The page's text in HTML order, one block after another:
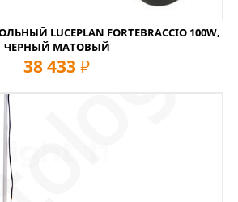
LUCEPLAN FORTEBRACCIO 100W,
ЧЕРНЫЙ МАТОВЫЙ
38 433 руб